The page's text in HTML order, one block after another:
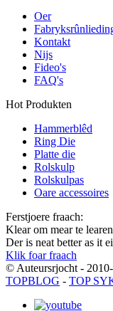
Oer
Kontakt
Nijs
Fideo's
FAQ's
Hot Produkten
Hammerblêd
Ring Die
Platte die
Rolskulp
Rolskulpas
Oare accessoires
Ferstjoere fraach:
Klear om mear te learen
Der is neat better as it
Klik foar fraach
© Auteursrjocht -
TOPBLOG - TOP